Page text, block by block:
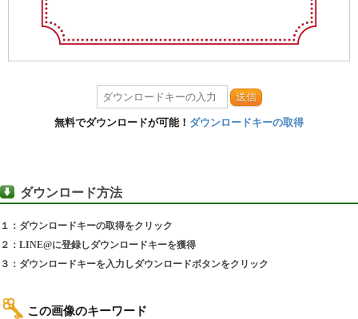
送信
無料でダウンロードが可能！ ダウンロードキーの取得
ダウンロード方法
１：ダウンロードキーの取得をクリック
２：LINE@に登録しダウンロードキーを獲得
３：ダウンロードキーを入力しダウンロードボタンをクリック
この画像のキーワード